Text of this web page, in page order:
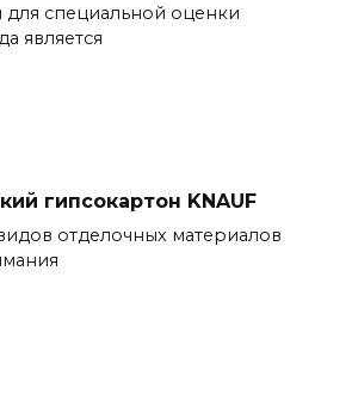
специальной оценки
является
гипсокартон KNAUF
отделочных материалов